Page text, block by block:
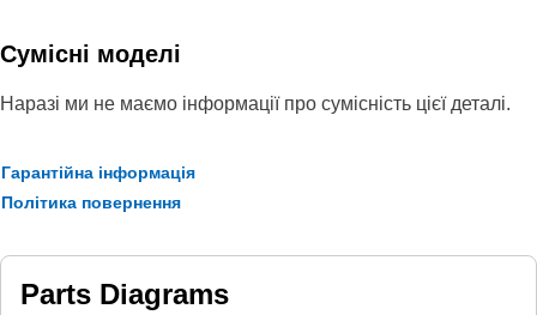
Сумісні моделі
Наразі ми не маємо інформації про сумісність цієї деталі.
Гарантійна інформація
Політика повернення
Parts Diagrams